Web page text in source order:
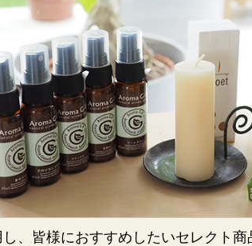
、皆様におすすめしたいセレクト商